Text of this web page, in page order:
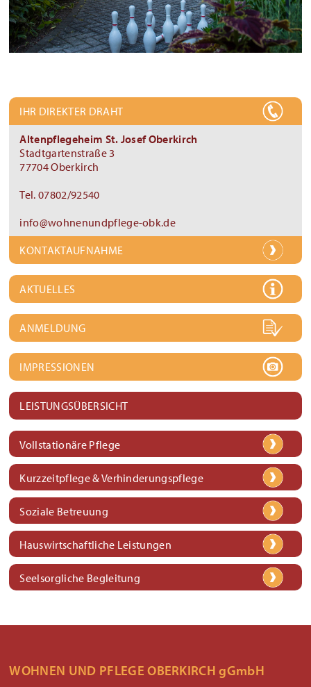
IHR DIREKTER DRAHT
Altenpflegeheim St. Josef Oberkirch
Stadtgartenstraße 3
77704 Oberkirch
Tel. 07802/92540
info@wohnenundpflege-obk.de
KONTAKTAUFNAHME
AKTUELLES
ANMELDUNG
IMPRESSIONEN
LEISTUNGSÜBERSICHT
Vollstationäre Pflege
Kurzzeitpflege & Verhinderungspflege
Soziale Betreuung
Hauswirtschaftliche Leistungen
Seelsorgliche Begleitung
WOHNEN UND PFLEGE OBERKIRCH gGmbH